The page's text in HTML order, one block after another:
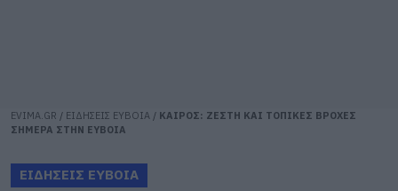
EVIMA.GR / ΕΙΔΗΣΕΙΣ ΕΥΒΟΙΑ / ΚΑΙΡΟΣ: ΖΕΣΤΗ ΚΑΙ ΤΟΠΙΚΕΣ ΒΡΟΧΕΣ
ΣΗΜΕΡΑ ΣΤΗΝ ΕΥΒΟΙΑ
ΕΙΔΗΣΕΙΣ ΕΥΒΟΙΑ